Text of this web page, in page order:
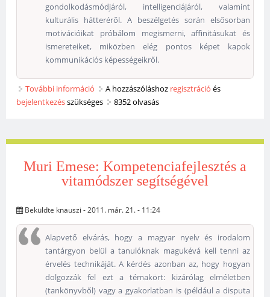
gondolkodásmódjáról, intelligenciájáról, valamint
kulturális hátteréről. A beszélgetés során elsősorban
motivációikat próbálom megismerni, affinitásukat és
ismereteiket, miközben elég pontos képet kapok
kommunikációs képességeikről.
További információ Eszterág Ildikó: Cím nélkül tartalommal
kapcsolatosan
A hozzászóláshoz regisztráció és
bejelentkezésszükséges 8352 olvasás
Muri Emese: Kompetenciafejlesztés a
vitamódszer segítségével
Beküldte knauszi - 2011. már. 21. - 11:24
Alapvető elvárás, hogy a magyar nyelv és irodalom
tantárgyon belül a tanulóknak magukévá kell tenni az
érvelés technikáját. A kérdés azonban az, hogy hogyan
dolgozzák fel ezt a témakört: kizárólag elméletben
(tankönyvből) vagy a gyakorlatban is (például a disputa